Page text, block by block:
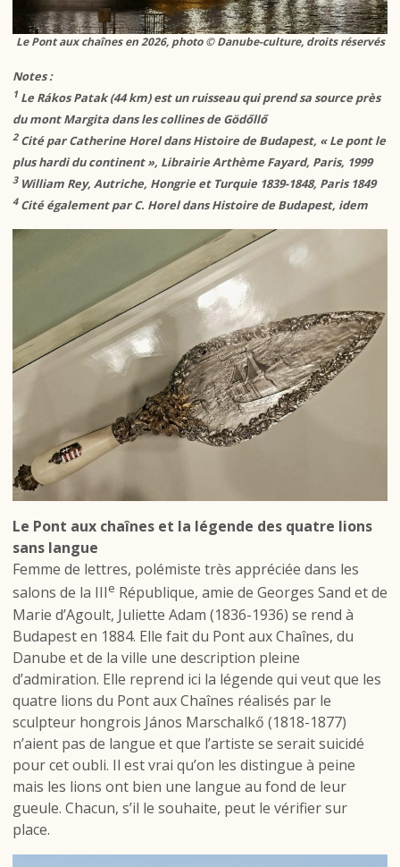
Le Pont aux chaînes en 2026, photo © Danube-culture, droits réservés
Notes :
1 Le Rákos Patak (44 km) est un ruisseau qui prend sa source près
du mont Margita dans les collines de Gödőllő
2Cité par Catherine Horel dansHistoire de Budapest, « Le pont le
plus hardi du continent », Librairie Arthème Fayard, Paris, 1999
3William Rey, Autriche, Hongrie et Turquie 1839-1848, Paris 1849
4 Cité également par C. Horel dansHistoire de Budapest, idem
Le Pont aux chaînes et la légende des quatre lions
sans langue
Femme de lettres, polémiste très appréciée dans les
salons de la IIIe République, amie de Georges Sand et de
Marie d’Agoult, Juliette Adam (1836-1936) se rend à
Budapest en 1884. Elle fait du Pont aux Chaînes, du
Danube et de la ville une description pleine
d’admiration. Elle reprend ici la légende qui veut que les
quatre lions du Pont aux Chaînes réalisés par le
sculpteur hongrois János Marschalkő (1818-1877)
n’aient pas de langue et que l’artiste se serait suicidé
pour cet oubli. Il est vrai qu’on les distingue à peine
mais les lions ont bien une langue au fond de leur
gueule. Chacun, s’il le souhaite, peut le vérifier sur
place.